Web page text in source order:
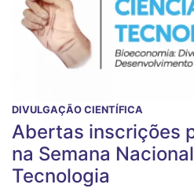
DIVULGAÇÃO CIENTÍFICA
Abertas inscrições
na Semana
Tecnologia